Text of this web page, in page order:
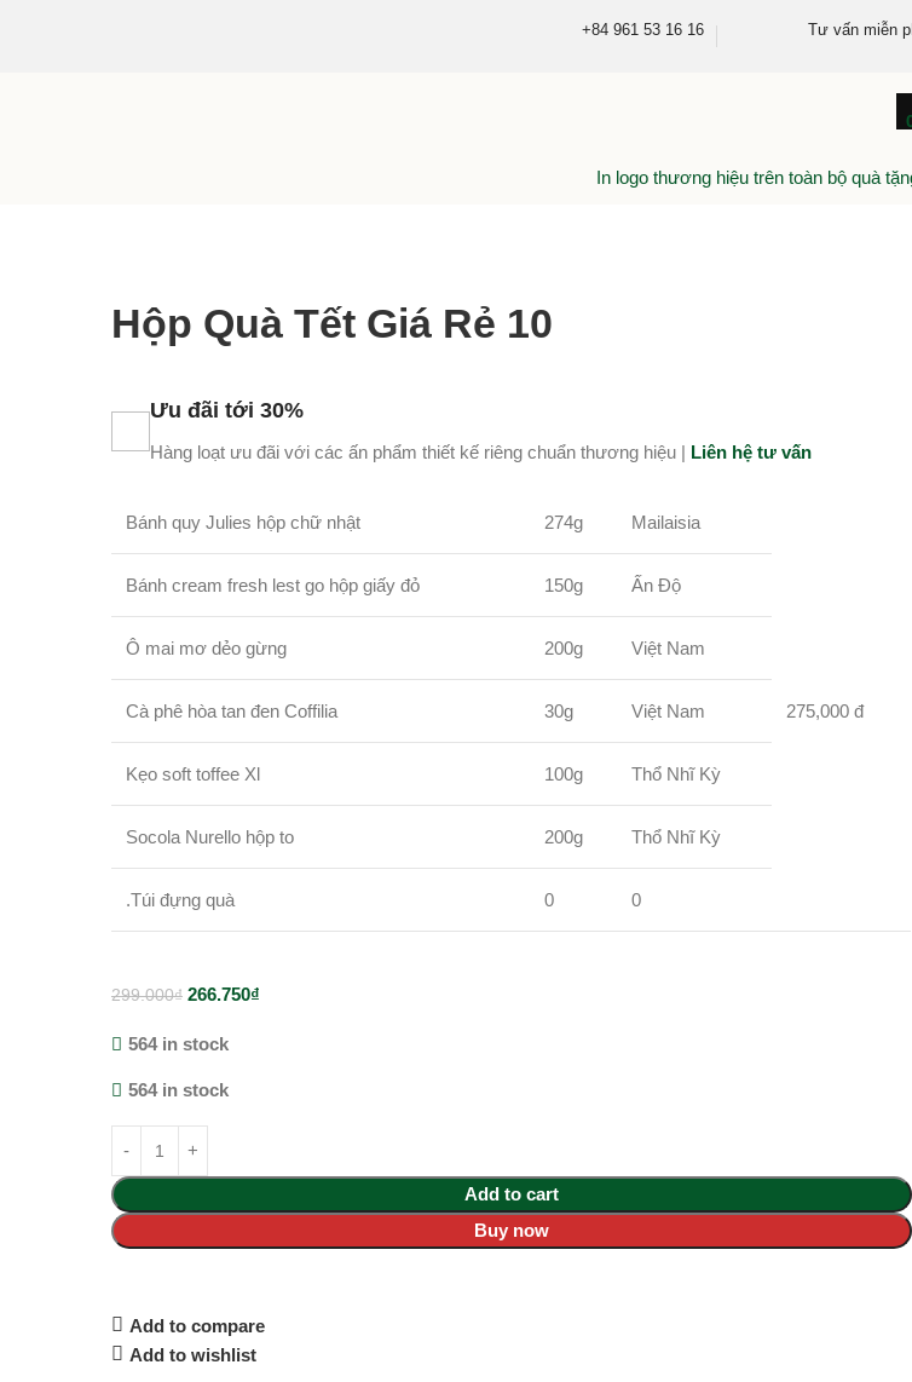
+84 961 53 16 16 Tư vấn miễn
In logo thương hiệu trên toàn bộ quà
Hộp Quà Tết Giá Rẻ 10
Ưu đãi tới 30%
Hàng loạt ưu đãi với các ấn phẩm thiết kế riêng chuẩn thương hiệu | Liên hệ tư vấn
Bánh quy Julies hộp chữ nhật 274g Mailaisia
275,000 đ
Bánh cream fresh lest go hộp giấy đỏ 150g Ấn Độ
Ô mai mơ dẻo gừng 200g Việt Nam
Cà phê hòa tan đen Coffilia 30g Việt Nam
Kẹo soft toffee Xl 100g Thổ Nhĩ Kỳ
Socola Nurello hộp to 200g Thổ Nhĩ Kỳ
.Túi đựng quà 0 0
299.000₫ 266.750₫
564 in stock
564 in stock
Add to cart
Buy now
Add to compare
Add to wishlist